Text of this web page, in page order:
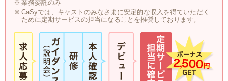
業務委託のみ
CaSyでは、キャストのみなさまに安定的な収入を得ていただく
ために定期サービスの担当になることを推奨しております。